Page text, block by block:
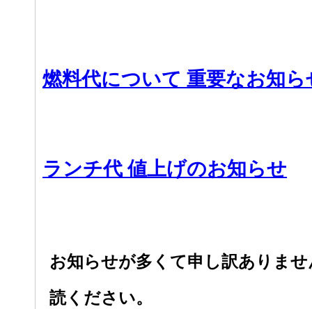
燃料代について 重要なお知ら
ランチ代 値上げのお知らせ
お知らせが多くて申し訳ありま
読ください。